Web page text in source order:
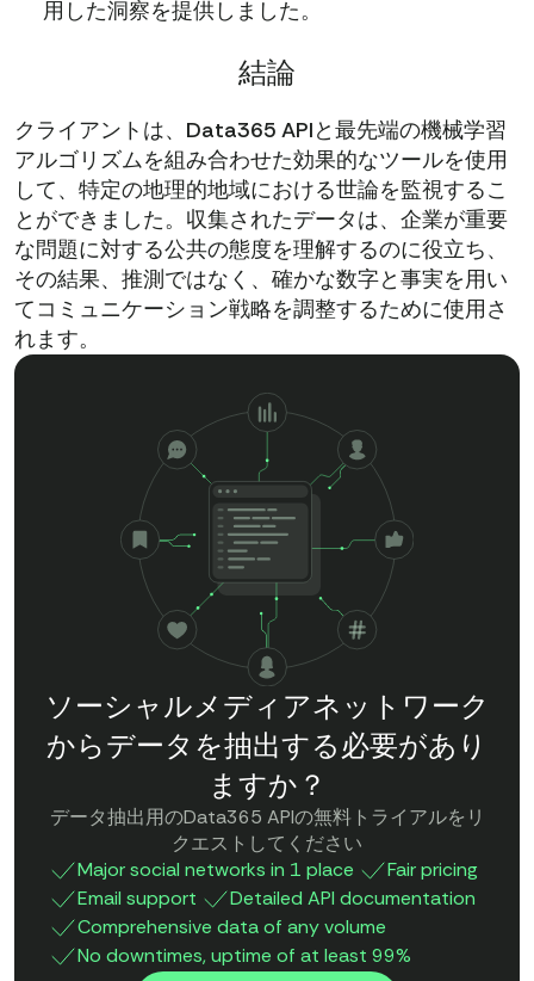
用した洞察を提供しました。
結論
クライアントは、Data365 APIと最先端の機械学習
アルゴリズムを組み合わせた効果的なツールを使用
して、特定の地理的地域における世論を監視するこ
とができました。収集されたデータは、企業が重要
な問題に対する公共の態度を理解するのに役立ち、
その結果、推測ではなく、確かな数字と事実を用い
てコミュニケーション戦略を調整するために使用さ
れます。
ソーシャルメディアネットワーク
からデータを抽出する必要があり
ますか？
データ抽出用のData365 APIの無料トライアルをリ
クエストしてください
Major social networks in 1 place
Fair pricing
Email support
Detailed API documentation
Comprehensive data of any volume
No downtimes, uptime of at least 99%